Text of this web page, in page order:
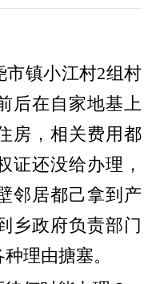
市镇小江村2组村
后在自家地基上
房，相关费用都
证还没给办理，
邻居都己拿到产
乡政府负责部门
理由搪塞。